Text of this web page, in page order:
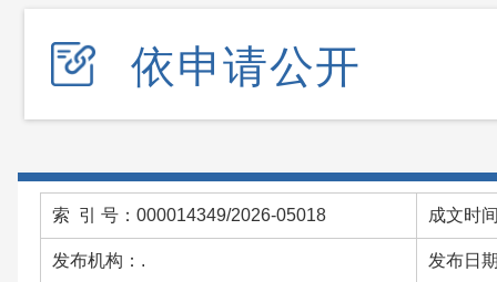
依申请公开
索 引 号：000014349/2026-05018 成文时
发布机构：. 发布日